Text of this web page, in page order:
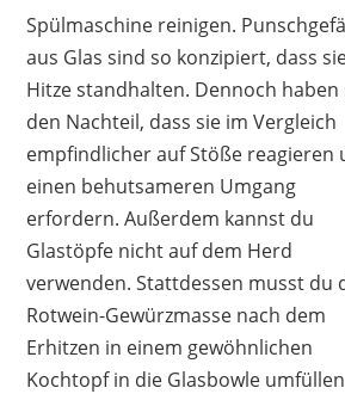
Spülmaschine reinigen.
aus Glas sind so konzipiert, dass
Hitze standhalten. Dennoch haben
den Nachteil, dass sie im Vergleich
empfindlicher auf Stöße reagieren
einen behutsameren Umgang
erfordern. Außerdem kannst du
Glastöpfe nicht auf dem Herd
verwenden. Stattdessen musst du
Rotwein-Gewürzmasse nach dem
Erhitzen in einem gewöhnlichen
Kochtopf in die Glasbowle